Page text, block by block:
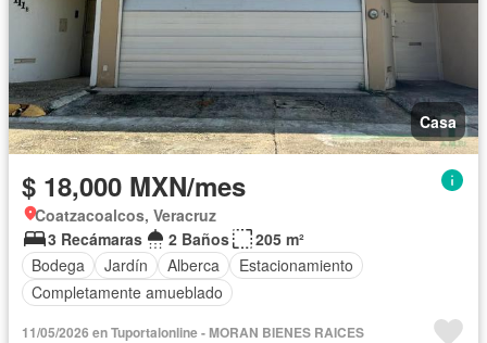
Casa
$ 18,000 MXN/mes
Coatzacoalcos, Veracruz
3 Recámaras
2 Baños
205 m²
Bodega
Jardín Alberca
Estacionamiento
Completamente amueblado
11/05/2026 en Tuportalonline - MORAN BIENES RAICES